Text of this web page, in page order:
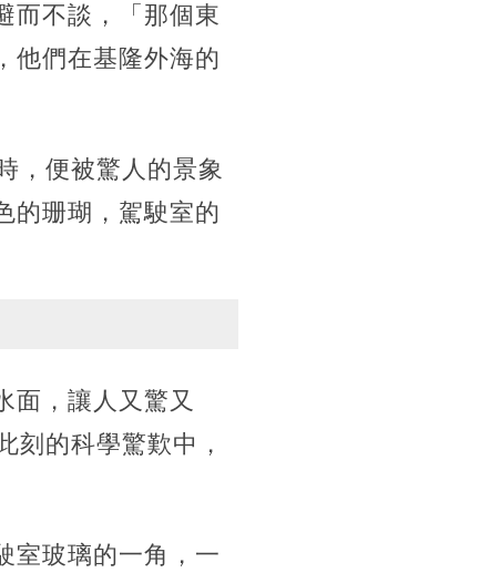
而不談，「那個東
他們在基隆外海的
，便被驚人的景象
的珊瑚，駕駛室的
面，讓人又驚又
刻的科學驚歎中，
室玻璃的一角，一